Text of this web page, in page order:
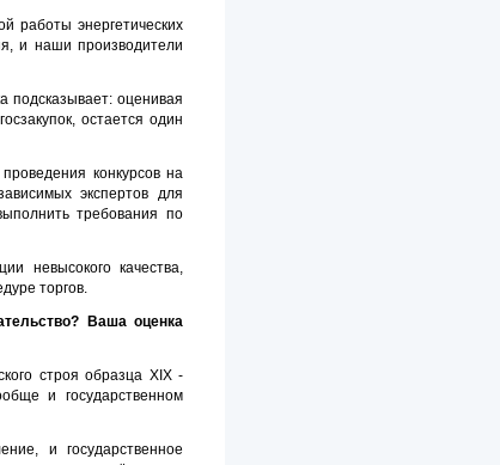
работы энергетических
и наши производители
подсказывает: оценивая
остается один
конкурсов на
экспертов для
требования по
невысокого качества,
торгов.
Ваша оценка
строя образца XIX -
и государственном
и государственное